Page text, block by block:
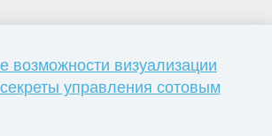
возможности визуализации
управления сотовым